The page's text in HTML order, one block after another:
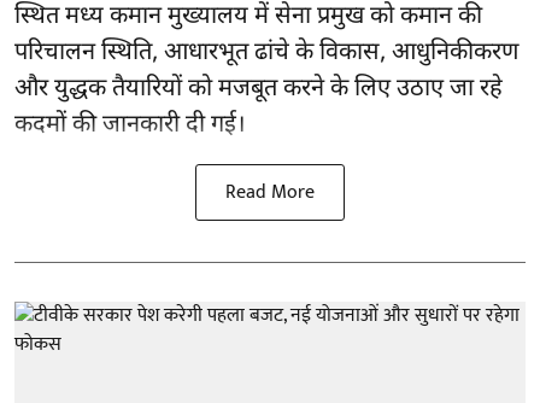
स्थित मध्य कमान मुख्यालय में सेना प्रमुख को कमान की
परिचालन स्थिति, आधारभूत ढांचे के विकास, आधुनिकीकरण
और युद्धक तैयारियों को मजबूत करने के लिए उठाए जा रहे
कदमों की जानकारी दी गई।
Read More